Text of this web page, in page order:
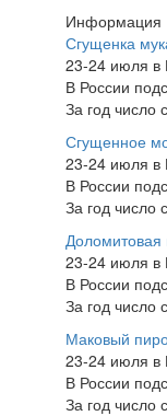
Информация
Сгущенка
23-24 июля в
В России
За год число
Сгущенное
23-24 июля в
В России
За год число
Доломитовая
23-24 июля в
В России
За год число
Маковый
23-24 июля в
В России
За год число